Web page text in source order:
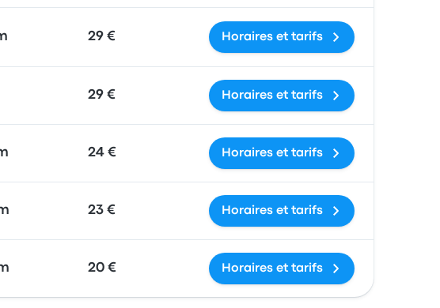
29 € Horaires et tarifs
29 € Horaires et tarifs
24 € Horaires et tarifs
23 € Horaires et tarifs
20 € Horaires et tarifs